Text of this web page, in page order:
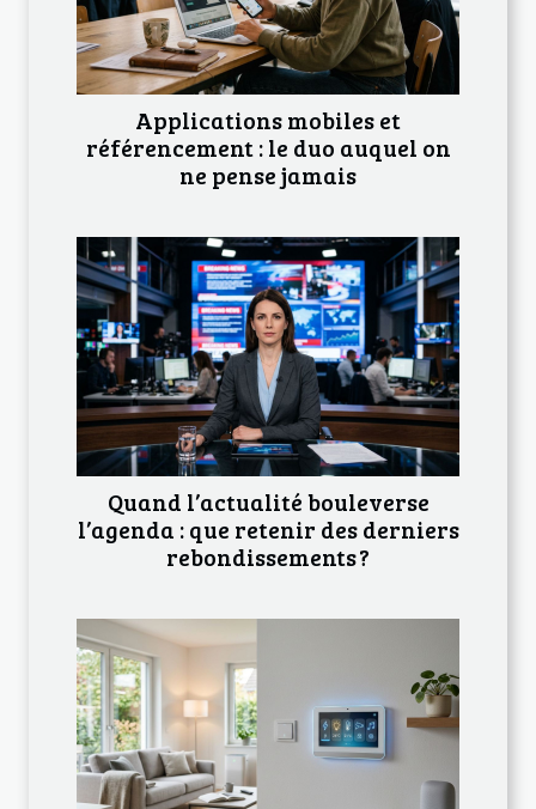
Applications mobiles et
référencement : le duo auquel on
ne pense jamais
Quand l’actualité bouleverse
l’agenda : que retenir des derniers
rebondissements ?